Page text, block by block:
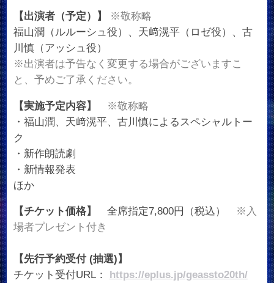
【出演者（予定）】
※敬称略
福山潤（ルルーシュ役）、天﨑滉平（ロゼ役）、古
川慎（アッシュ役）
※出演者は予告なく変更する場合がございますこ
と、予めご了承ください。
【実施予定内容】
※敬称略
・福山潤、天﨑滉平、古川慎によるスペシャルトー
ク
・新作朗読劇
・新情報発表
ほか
【チケット価格】 全席指定7,800円（税込）
※入
場者プレゼント付き
【先行予約受付 (抽選)】
チケット受付URL：
https://eplus.jp/geassto20th/